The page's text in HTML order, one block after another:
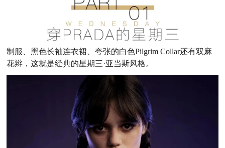
制服、黑色长袖连衣裙、夸张的白色Pilgrim Collar还有双麻
花辫，这就是经典的星期三·亚当斯风格。